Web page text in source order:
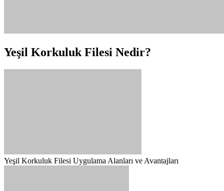
Yeşil Korkuluk Filesi Nedir?
Yeşil Korkuluk Filesi Uygulama Alanları ve Avantajları